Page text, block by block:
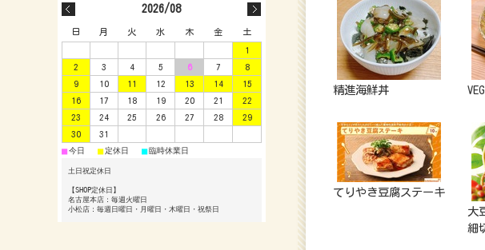
精進海鮮丼
てりやき豆腐ステーキ
大
細
2026/08
日 月 火 水 木 金 土
1
2
3 4 5 6 7
8
9
10 11 12 13 14
15
16
17 18 19 20 21
22
23
24 25 26 27 28
29
30
31
■今日 ■定休日 ■臨時休業日
土日祝定休日
【SHOP定休日】
名古屋本店：毎週火曜日
小松店：毎週日曜日・月曜日・木曜日・祝祭日